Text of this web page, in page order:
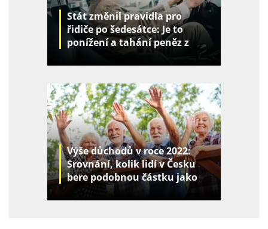
Stát změnil pravidla pro
řidiče po šedesátce: Je to
ponížení a tahání peněz z
Výše důchodů v roce 2022:
Srovnání, kolik lidí v Česku
bere podobnou částku jako